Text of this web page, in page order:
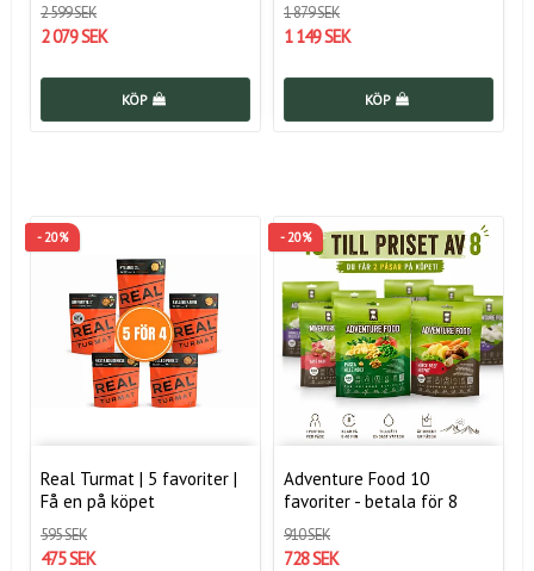
2 599 SEK
2 079 SEK
KÖP
1 879 SEK
1 149 SEK
KÖP
- 20%
Real Turmat | 5 favoriter |
Få en på köpet
595 SEK
475 SEK
- 20%
Adventure Food 10
favoriter - betala för 8
910 SEK
728 SEK